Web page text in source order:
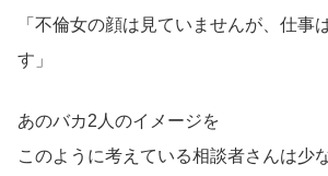
「不倫女の顔は見ていませんが、仕事
す」
あのバカ2人のイメージを
このように考えている相談者さんは少